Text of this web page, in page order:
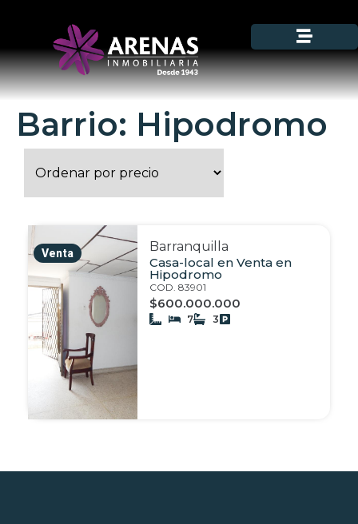
Barrio: Hipodromo
Venta
Barranquilla
Casa-local en Venta en
Hipodromo
COD. 83901
$600.000.000
7 3